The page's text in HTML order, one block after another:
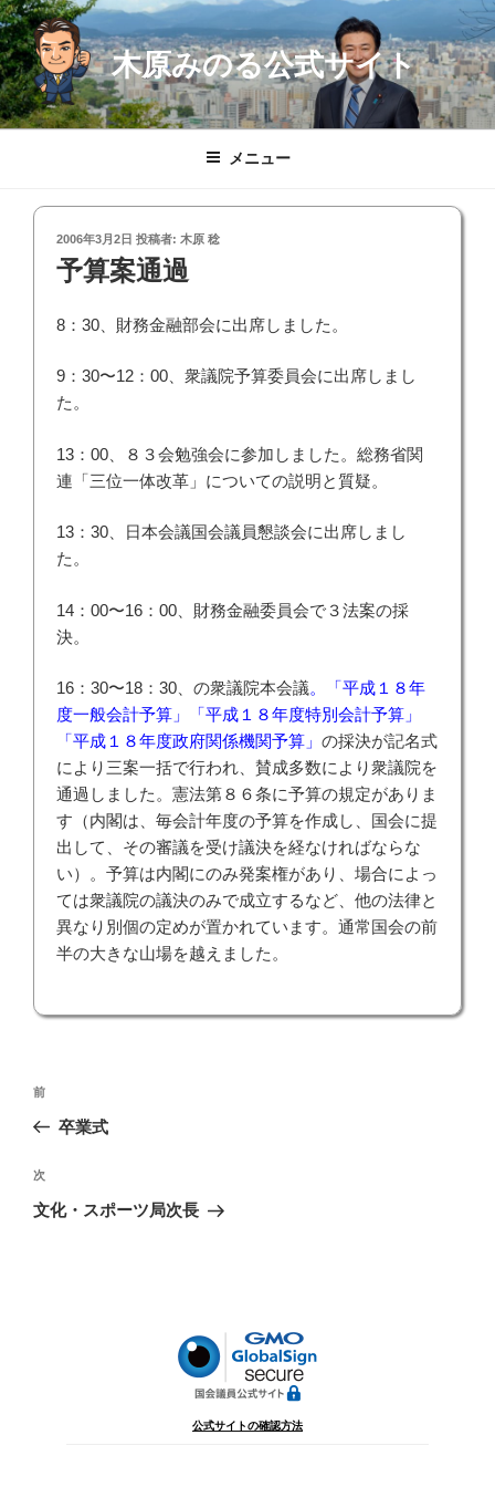
コ
ン
テ
ン
ツ
木原みのる公式サイト
メニュー
投
稿
日:
2006年3月2日 投稿者: 木原 稔
予算案通過
8：30、財務金融部会に出席しました。
9：30〜12：00、衆議院予算委員会に出席しまし
た。
13：00、８３会勉強会に参加しました。総務省関
連「三位一体改革」についての説明と質疑。
13：30、日本会議国会議員懇談会に出席しまし
た。
14：00〜16：00、財務金融委員会で３法案の採
決。
16：30〜18：30、の衆議院本会議。「平成１８年
度一般会計予算」「平成１８年度特別会計予算」
「平成１８年度政府関係機関予算」 の採決が記名式
により三案一括で行われ、賛成多数により衆議院を
通過しました。憲法第８６条に予算の規定がありま
す（内閣は、毎会計年度の予算を作成し、国会に提
出して、その審議を受け議決を経なければならな
い）。予算は内閣にのみ発案権があり、場合によっ
ては衆議院の議決のみで成立するなど、他の法律と
異なり別個の定めが置かれています。通常国会の前
半の大きな山場を越えました。
投
ビ
ゲ
前
の
稿
前
卒業式
次
の
次
文化・スポーツ局次長
公式サイトの確認方法